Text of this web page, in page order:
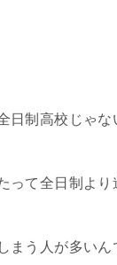
日制高校じゃ
って全日制より
まう人が多いん